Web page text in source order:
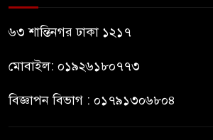
৬৩ শান্তিনগর ঢাকা ১২১৭
মোবাইল: ০১৯২৬১৮০৭৭৩
বিজ্ঞাপন বিভাগ : ০১৭৯১৩০৬৮০৪